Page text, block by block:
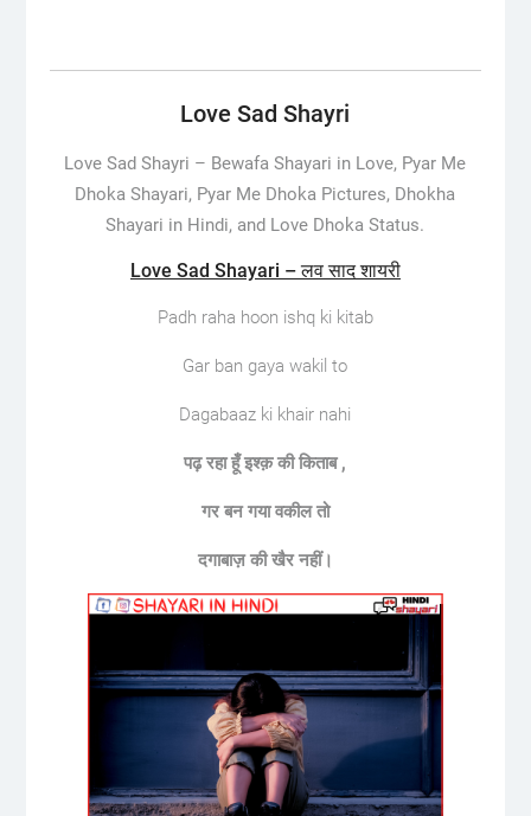
Love Sad Shayri
Love Sad Shayri – Bewafa Shayari in Love, Pyar Me
Dhoka Shayari, Pyar Me Dhoka Pictures, Dhokha
Shayari in Hindi, and Love Dhoka Status.
Love Sad Shayari – लव साद शायरी
Padh raha hoon ishq ki kitab
Gar ban gaya wakil to
Dagabaaz ki khair nahi
पढ़ रहा हूँ इश्क़ की किताब ,
गर बन गया वकील तो
दगाबाज़ की खैर नहीं।